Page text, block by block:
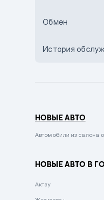
Бежевый
Сиреневый
Вишневый
Обмен
История
НОВЫЕ АВТО
Автомобили из салона
НОВЫЕ АВТО В
Актау